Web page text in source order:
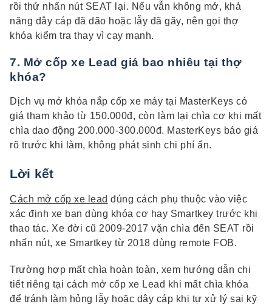
rồi thử nhấn nút SEAT lại. Nếu vẫn không mở, khả
năng dây cáp đã dão hoặc lẫy đã gãy, nên gọi thợ
khóa kiểm tra thay vì cạy mạnh.
7. Mở cốp xe Lead giá bao nhiêu tại thợ
khóa?
Dịch vụ mở khóa nắp cốp xe máy tại MasterKeys có
giá tham khảo từ 150.000đ, còn làm lại chìa cơ khi mất
chìa dao động 200.000-300.000đ. MasterKeys báo giá
rõ trước khi làm, không phát sinh chi phí ẩn.
Lời kết
Cách mở cốp xe lead đúng cách phụ thuộc vào việc
xác định xe bạn dùng khóa cơ hay Smartkey trước khi
thao tác. Xe đời cũ 2009-2017 vặn chìa đến SEAT rồi
nhấn nút, xe Smartkey từ 2018 dùng remote FOB.
Trường hợp mất chìa hoàn toàn, xem hướng dẫn chi
tiết riêng tại cách mở cốp xe Lead khi mất chìa khóa
để tránh làm hỏng lẫy hoặc dây cáp khi tự xử lý sai kỹ